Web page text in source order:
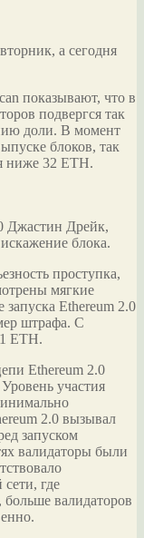
а сегодня
показывают, что в
подвергся так
доли. В момент
блоков, так
ниже 32 ETH.
Джастин Дрейк,
блока.
проступка,
мягкие
Ethereum 2.0
штрафа. С
ETH.
Ethereum 2.0
участия
2.0 вызывал
запуском
валидаторы были
где
валидаторов